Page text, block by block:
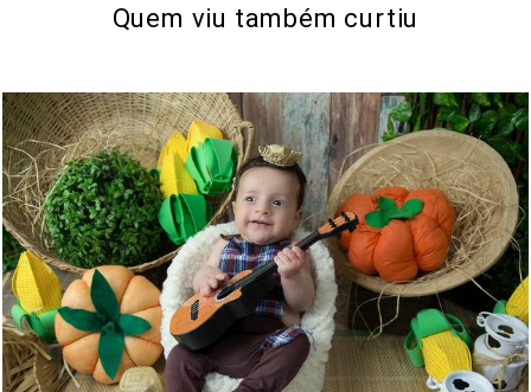
Quem viu também curtiu
757 0